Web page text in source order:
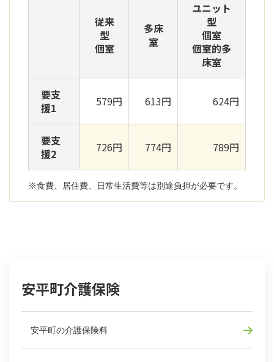
従来
型
個室
多床
室
ユニット
型
個室
個室的多
床室
要支
援1
579円 613円 624円
要支
援2
726円 774円 789円
※食費、居住費、日常生活費等は別途負担が必要です。
安平町介護保険
安平町の介護保険料